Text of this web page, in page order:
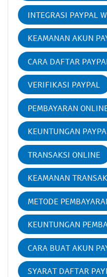
INTEGRASI PAYPAL
KEAMANAN AKUN
CARA DAFTAR PAYPAL
VERIFIKASI PAYPAL
PEMBAYARAN
KEUNTUNGAN
TRANSAKSI ONLINE
KEAMANAN
METODE
KEUNTUNGAN
CARA BUAT AKUN
SYARAT DAFTAR